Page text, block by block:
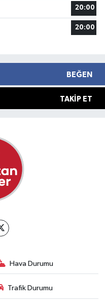
20:00
20:00
BEĞEN
TAKIP ET
Hava Durumu
Trafik Durumu